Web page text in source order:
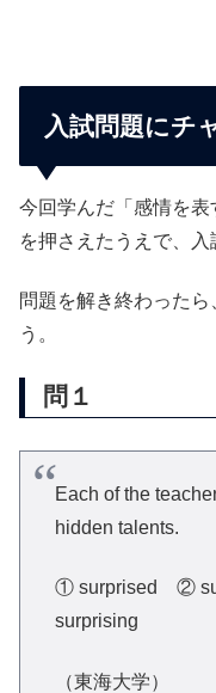
入試問題にチ
今回学んだ「感情を表
を押さえたうえで、入
問題を解き終わった
う。
問１
Each of the
hidden talents.
① surprised ②
surprising
（東海大学）